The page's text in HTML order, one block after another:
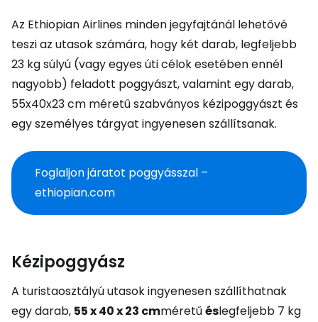
Az Ethiopian Airlines minden jegyfajtánál lehetővé
teszi az utasok számára, hogy két darab, legfeljebb
23 kg súlyú (vagy egyes úti célok esetében ennél
nagyobb) feladott poggyászt, valamint egy darab,
55x40x23 cm méretű szabványos kézipoggyászt és
egy személyes tárgyat ingyenesen szállítsanak.
Foglaljon járatot poggyásszal –
ethiopian.com
Kézipoggyász
A turistaosztályú utasok ingyenesen szállíthatnak
egy darab, 55 x 40 x 23 cmméretűéslegfeljebb 7 kg